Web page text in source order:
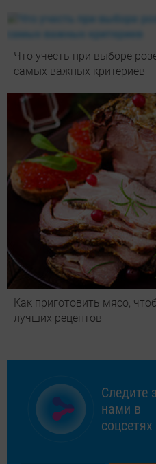
Что учесть при выборе
самых важных критериев
Как приготовить мясо,
лучших рецептов
Следите
нами в
соцсетях